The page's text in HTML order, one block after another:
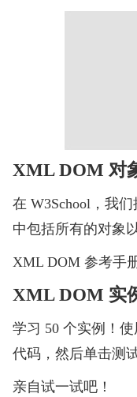
XML DOM 对
在 W3School，我
中包括所有的对象
XML DOM 参考手
XML DOM 实
学习 50 个实例！
代码，然后单击测
亲自试一试吧！